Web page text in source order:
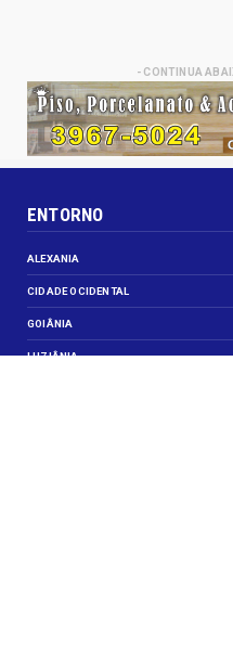
- CONTINUA
ENTORNO
ALEXANIA
CIDADE OCIDENTAL
GOIÂNIA
LUZIÂNIA